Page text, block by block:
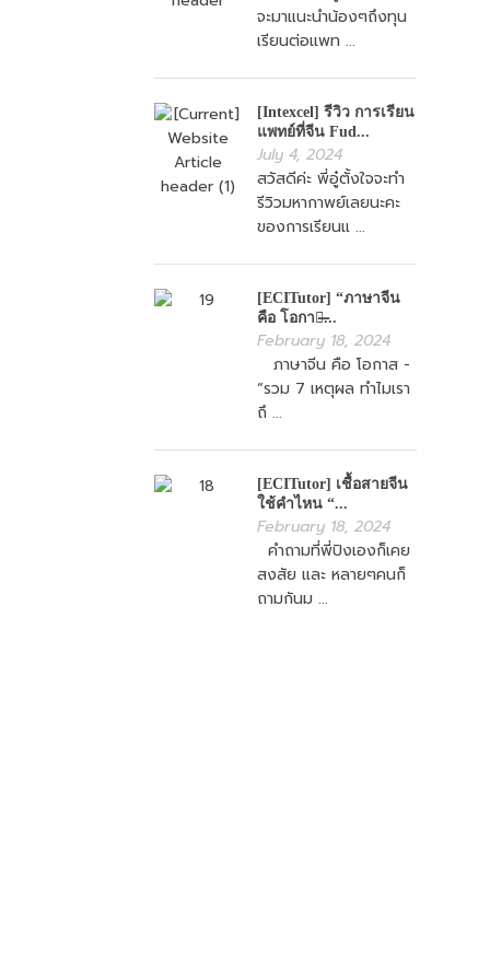
จะมาแนะนำน้องๆถึงทุน
เรียนต่อแพท ...
[Intexcel] รีวิว การเรียน
แพทย์ที่จีน Fud...
July 4, 2024
สวัสดีค่ะ พี่อู๋ตั้งใจจะทำ
รีวิวมหากาพย์เลยนะคะ
ของการเรียนแ ...
[ECITutor] “ภาษาจีน
คือ โอกาส̶...
February 18, 2024
ภาษาจีน คือ โอกาส -
“รวม 7 เหตุผล ทำไมเรา
ถึ ...
[ECITutor] เชื้อสายจีน
ใช้คำไหน “...
February 18, 2024
คำถามที่พี่ปิงเองก็เคย
สงสัย และ หลายๆคนก็
ถามกันม ...